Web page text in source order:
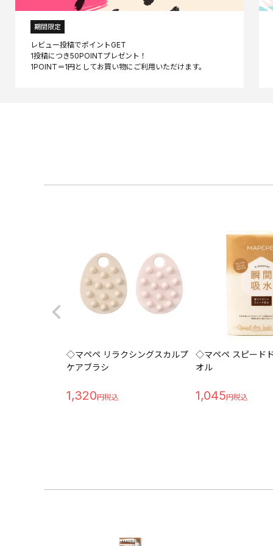
期間限定
レビュー投稿でポイントGET
1投稿につき50POINTプレゼント！
◇マペペ リラクシングスカルプ
ケアブラシ
1,320
◇マペペ スピード
オル
1,045